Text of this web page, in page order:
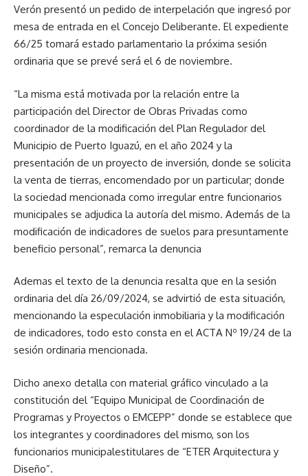
Verón presentó un pedido de interpelación que ingresó por
mesa de entrada en el Concejo Deliberante. El expediente
66/25 tomará estado parlamentario la próxima sesión
ordinaria que se prevé será el 6 de noviembre.
“La misma está motivada por la relación entre la
participación del Director de Obras Privadas como
coordinador de la modificación del Plan Regulador del
Municipio de Puerto Iguazú, en el año 2024 y la
presentación de un proyecto de inversión, donde se solicita
la venta de tierras, encomendado por un particular; donde
la sociedad mencionada como irregular entre funcionarios
municipales se adjudica la autoría del mismo. Además de la
modificación de indicadores de suelos para presuntamente
beneficio personal”, remarca la denuncia
Ademas el texto de la denuncia resalta que en la sesión
ordinaria del día 26/09/2024, se advirtió de esta situación,
mencionando la especulación inmobiliaria y la modificación
de indicadores, todo esto consta en el ACTA Nº 19/24 de la
sesión ordinaria mencionada.
Dicho anexo detalla con material gráfico vinculado a la
constitución del “Equipo Municipal de Coordinación de
Programas y Proyectos o EMCEPP” donde se establece que
los integrantes y coordinadores del mismo, son los
funcionarios municipalestitulares de “ETER Arquitectura y
Diseño”.